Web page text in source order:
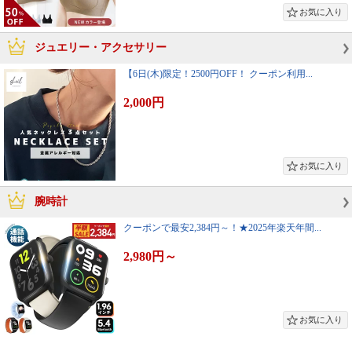
ジュエリー・アクセサリー
【6日(木)限定！2500円OFF！ クーポン利用...
2,000円
腕時計
クーポンで最安2,384円～！★2025年楽天年間...
2,980円 ～